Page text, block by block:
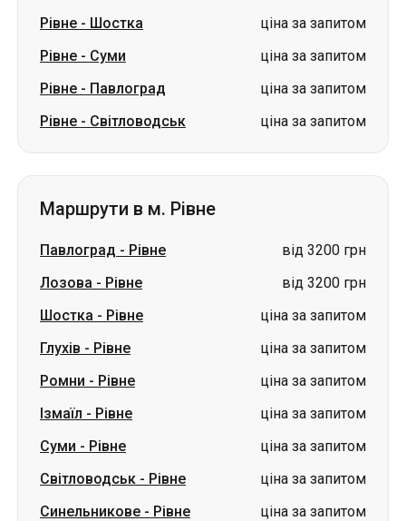
Рівне - Шостка
ціна за запитом
Рівне - Суми
ціна за запитом
Рівне - Павлоград
ціна за запитом
Рівне - Світловодськ ціна за запитом
Маршрути в м. Рівне
Павлоград - Рівне
від 3200 грн
Лозова - Рівне
від 3200 грн
Шостка - Рівне
ціна за запитом
Глухів - Рівне
ціна за запитом
Ромни - Рівне
ціна за запитом
Ізмаїл - Рівне
ціна за запитом
Суми - Рівне
ціна за запитом
Світловодськ - Рівне
ціна за запитом
Синельникове - Рівне
ціна за запитом